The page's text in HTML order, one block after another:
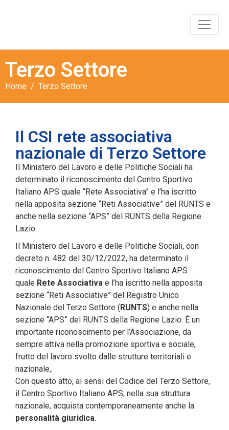
Terzo Settore
Home Terzo Settore
Il CSI rete associativa
nazionale di Terzo Settore
Il Ministero del Lavoro e delle Politiche Sociali ha
determinato il riconoscimento del Centro Sportivo
Italiano APS quale “Rete Associativa” e l’ha iscritto
nella apposita sezione “Reti Associative” del RUNTS e
anche nella sezione “APS” del RUNTS della Regione
Lazio.
Il Ministero del Lavoro e delle Politiche Sociali, con
decreto n. 482 del 30/12/2022, ha determinato il
riconoscimento del Centro Sportivo Italiano APS
quale Rete Associativa e l’ha iscritto nella apposita
sezione “Reti Associative” del Registro Unico
Nazionale del Terzo Settore (RUNTS) e anche nella
sezione “APS” del RUNTS della Regione Lazio. È un
importante riconoscimento per l’Associazione, da
sempre attiva nella promozione sportiva e sociale,
frutto del lavoro svolto dalle strutture territoriali e
nazionale,.
Con questo atto, ai sensi del Codice del Terzo Settore,
il Centro Sportivo Italiano APS, nella sua struttura
nazionale, acquista contemporaneamente anche la
personalità giuridica.